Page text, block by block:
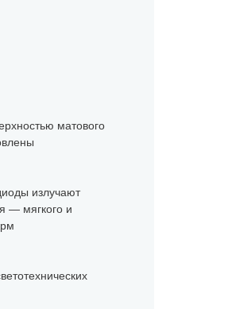
матового
излучают
— мягкого и